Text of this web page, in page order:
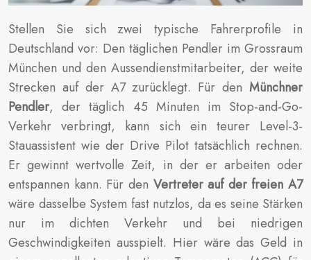
Stellen Sie sich zwei typische Fahrerprofile in
Deutschland vor: Den täglichen Pendler im Grossraum
München und den Aussendienstmitarbeiter, der weite
Strecken auf der A7 zurücklegt. Für den Münchner
Pendler, der täglich 45 Minuten im Stop-and-Go-
Verkehr verbringt, kann sich ein teurer Level-3-
Stauassistent wie der Drive Pilot tatsächlich rechnen.
Er gewinnt wertvolle Zeit, in der er arbeiten oder
entspannen kann. Für den Vertreter auf der freien A7
wäre dasselbe System fast nutzlos, da es seine Stärken
nur im dichten Verkehr und bei niedrigen
Geschwindigkeiten ausspielt. Hier wäre das Geld in